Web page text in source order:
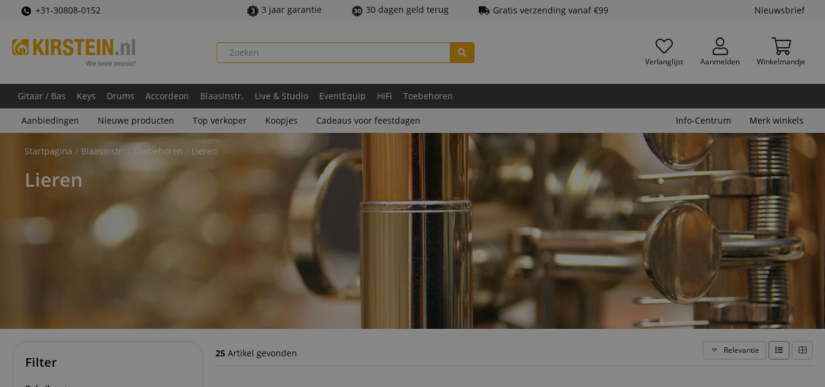
+31-30808-0152 3 jaar garantie 30 dagen geld terug Gratis verzending vanaf €99 Nieuwsbrief
Verlanglijst Aanmelden Winkelmandje
Gitaar / Bas Keys Drums Accordeon Blaasinstr. Live & Studio EventEquip HiFi Toebehoren
Aanbiedingen Nieuwe producten Top verkoper Koopjes Cadeaus voor feestdagen Info-Centrum Merk winkels
Startpagina Blaasinstr. Toebehoren Lieren
Lieren
25 Artikel gevonden Relevantie
Filter